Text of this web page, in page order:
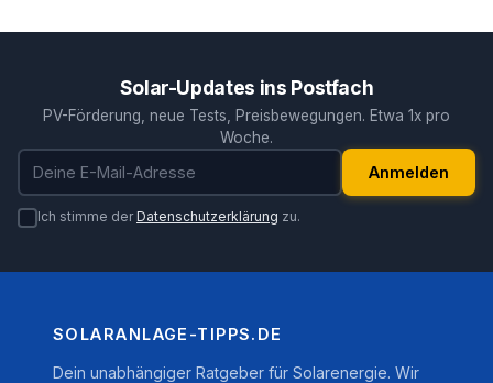
Solar-Updates ins Postfach
PV-Förderung, neue Tests, Preisbewegungen. Etwa 1x pro
Woche.
E-Mail-Adresse
Anmelden
Ich stimme derDatenschutzerklärung zu.
SOLARANLAGE-TIPPS.DE
Dein unabhängiger Ratgeber für Solarenergie. Wir